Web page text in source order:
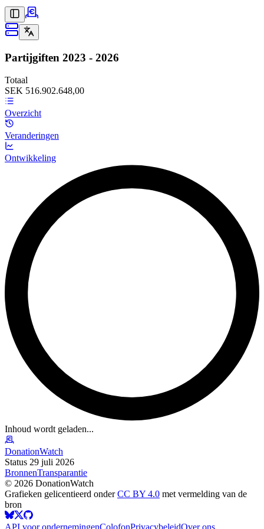
Partijgiften 2023 - 2026
Totaal
SEK 516.902.648,00
Overzicht
Veranderingen
Ontwikkeling
Inhoud wordt geladen...
DonationWatch
Status 29 juli 2026
BronnenTransparantie
© 2026 DonationWatch
Grafieken gelicentieerd onderCC BY 4.0 met vermelding van de
bron
API voor ondernemingenColofonPrivacybeleidOver ons